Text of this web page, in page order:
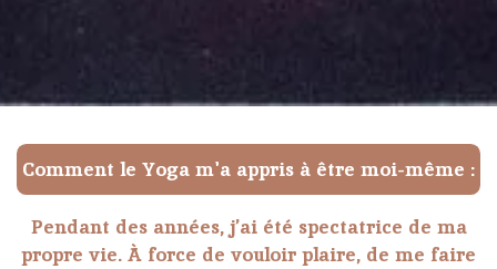
Comment le Yoga m'a appris à être moi-même :
Pendant des années, j’ai été spectatrice de ma
propre vie. À force de vouloir plaire, de me faire